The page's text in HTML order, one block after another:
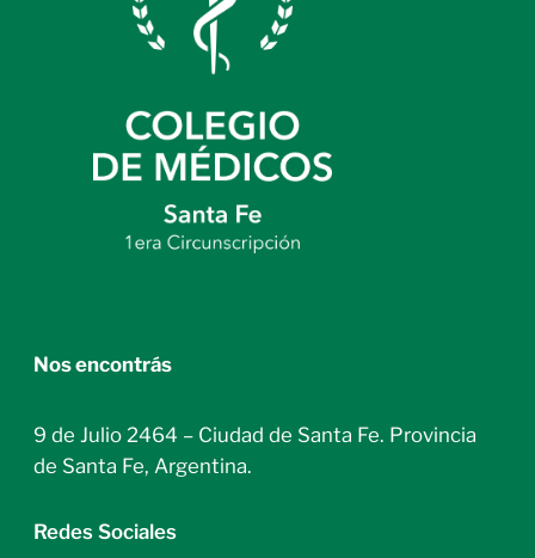
Nos encontrás
9 de Julio 2464 – Ciudad de Santa Fe. Provincia
de Santa Fe, Argentina.
Redes Sociales